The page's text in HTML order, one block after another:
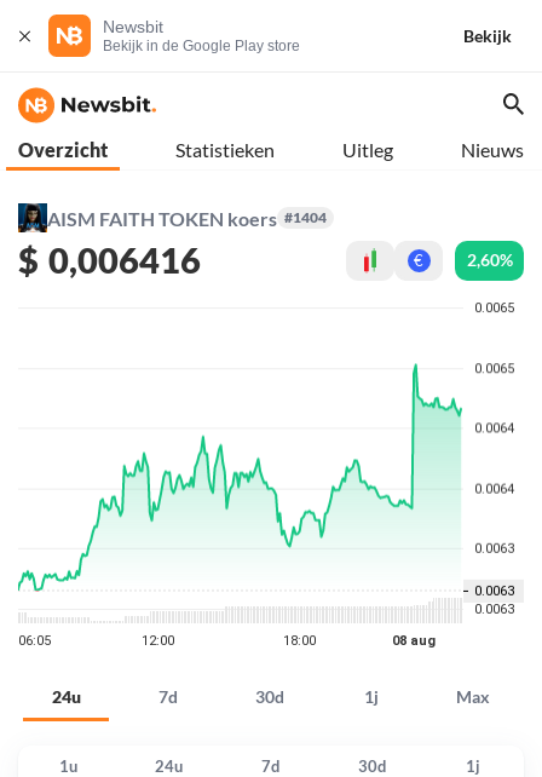
Newsbit
Bekijk in de Google Play store
Bekijk
Overzicht Statistieken Uitleg Nieuws
AISM FAITH TOKEN koers #1404
$ 0,006416 € 2,60%
24u 7d 30d 1j Max
1u 24u 7d 30d
1j